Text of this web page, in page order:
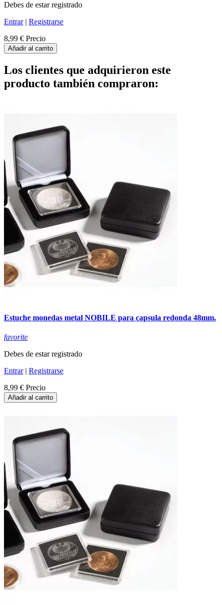
Debes de estar registrado
Entrar| Registrarse
8,99 € Precio
Añadir al carrito
Los clientes que adquirieron este
producto también compraron:
Estuche monedas metal NOBILE para capsula redonda 48mm.
favorite
Debes de estar registrado
Entrar| Registrarse
8,99 € Precio
Añadir al carrito